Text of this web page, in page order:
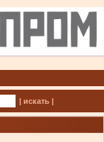
| искать |